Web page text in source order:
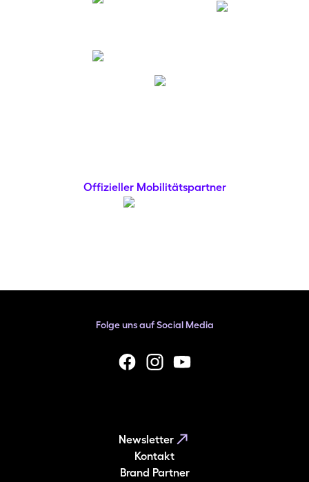
Offizieller Mobilitätspartner
Folge uns auf Social Media
facebookInstagramYouTube
Newsletter
Kontakt
Brand Partner